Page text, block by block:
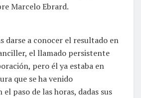
Marcelo Ebrard.
darse a conocer el resultado en
el llamado persistente
pero él ya estaba en
que se ha venido
paso de las horas, dadas sus